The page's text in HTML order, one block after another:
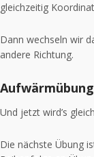
gleichzeitig
Dann wechseln wir
andere Richtung.
Und jetzt wird’s
Die nächste Übung